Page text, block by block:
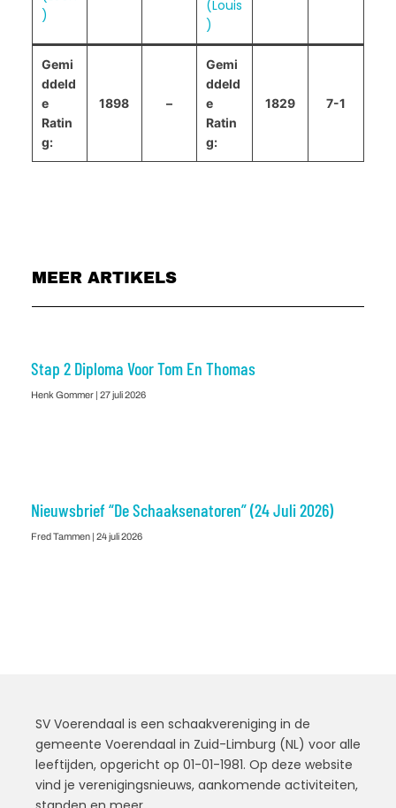
)
(Louis
)
Gemi
ddeld
e
Ratin
g:
1898 –
Gemi
ddeld
e
Ratin
g:
1829 7-1
MEER ARTIKELS
Stap 2 Diploma Voor Tom En Thomas
Henk Gommer 27 juli 2026
Nieuwsbrief “De Schaaksenatoren” (24 Juli 2026)
Fred Tammen 24 juli 2026
SV Voerendaal is een schaakvereniging in de
gemeente Voerendaal in Zuid-Limburg (NL) voor alle
leeftijden, opgericht op 01-01-1981. Op deze website
vind je verenigingsnieuws, aankomende activiteiten,